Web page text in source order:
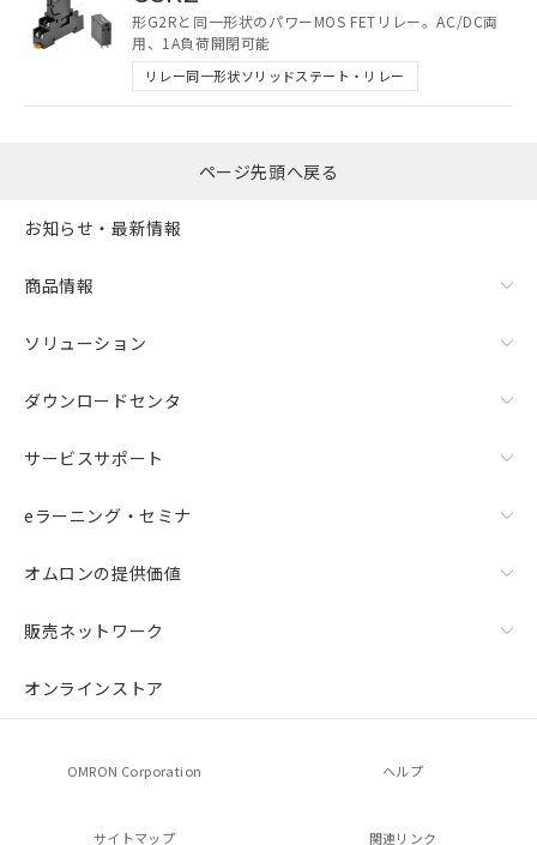
形G2Rと同一形状のパワーMOS FETリレー。AC/DC両
用、1A負荷開閉可能
リレー同一形状ソリッドステート・リレー
ページ先頭へ戻る
お知らせ・最新情報
商品情報
ソリューション
ダウンロードセンタ
サービスサポート
eラーニング・セミナ
オムロンの提供価値
販売ネットワーク
オンラインストア
OMRON Corporation ヘルプ
サイトマップ 関連リンク
メンバーズにご登録されている必要が
あります。
お客様が当ウェブサイト上で当社にご
登録された部品リストについて、当社
および当社の共同利用者が、当社の製
をご了承ください。
の共同利用に関して"